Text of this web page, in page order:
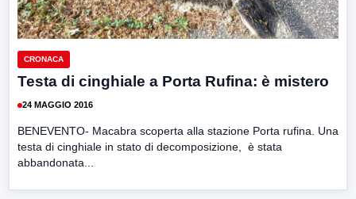
CRONACA
Testa di cinghiale a Porta Rufina: è mistero
24 MAGGIO 2016
BENEVENTO- Macabra scoperta alla stazione Porta rufina. Una
testa di cinghiale in stato di decomposizione, è stata
abbandonata...